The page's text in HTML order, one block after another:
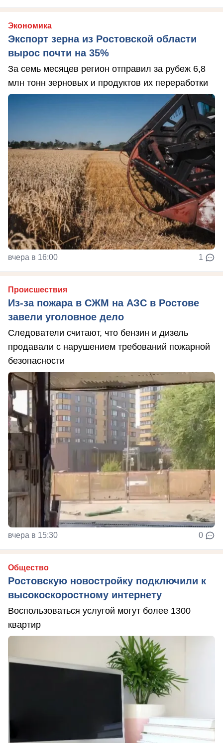
Экономика
Экспорт зерна из Ростовской области
вырос почти на 35%
За семь месяцев регион отправил за рубеж 6,8
млн тонн зерновых и продуктов их переработки
вчера в 16:00 1
Происшествия
Из-за пожара в СЖМ на АЗС в Ростове
завели уголовное дело
Следователи считают, что бензин и дизель
продавали с нарушением требований пожарной
безопасности
вчера в 15:30 0
Общество
Ростовскую новостройку подключили к
высокоскоростному интернету
Воспользоваться услугой могут более 1300
квартир